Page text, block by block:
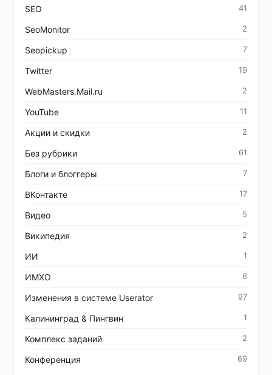
SEO 41
SeoMonitor 2
Seopickup 7
Twitter 19
WebMasters.Mail.ru 2
YouTube 11
Акции и скидки 2
Без рубрики 61
Блоги и блоггеры 7
ВКонтакте 17
Видео 5
Википедия 2
ИИ 1
ИМХО 6
Изменения в системе Userator 97
Калининград & Пингвин 1
Комплекс заданий 2
Конференция 69